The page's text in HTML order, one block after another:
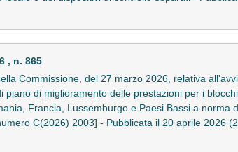
, n. 865
Commissione, del 27 marzo 2026, relativa
piano di miglioramento delle prestazioni per i
Francia, Lussemburgo e Paesi Bassi a
C(2026) 2003] - Pubblicata il 20 aprile 2026